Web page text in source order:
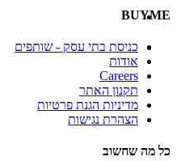
BUYME
כניסת בתי עסק - שותפים
אודות
Careers
תקנון האתר
מדיניות הגנת פרטיות
הצהרת נגישות
כל מה שחשוב